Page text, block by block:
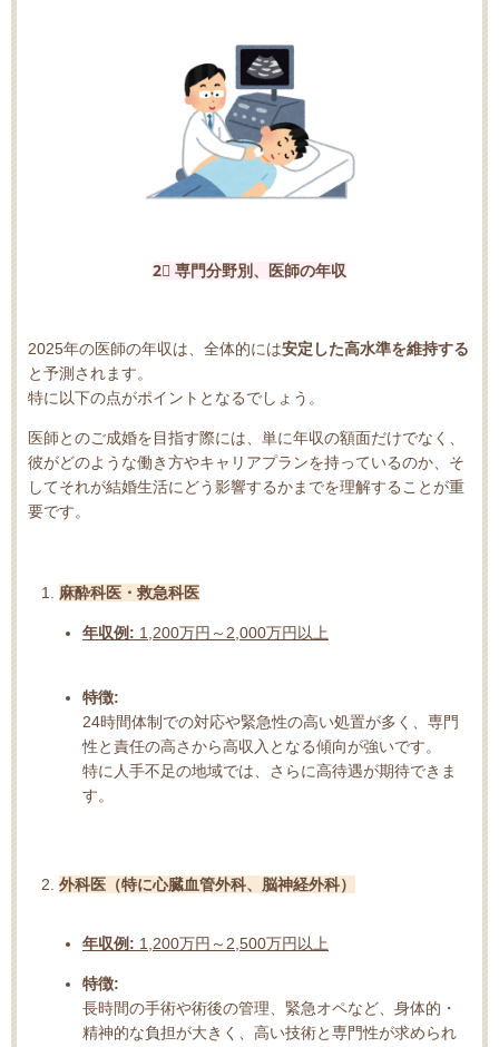
2⃣ 専門分野別、医師の年収
2025年の医師の年収は、全体的には安定した高水準を維持する
と予測されます。
特に以下の点がポイントとなるでしょう。
医師とのご成婚を目指す際には、単に年収の額面だけでなく、
彼がどのような働き方やキャリアプランを持っているのか、そ
してそれが結婚生活にどう影響するかまでを理解することが重
要です。
麻酔科医・救急科医
年収例: 1,200万円～2,000万円以上
特徴:
24時間体制での対応や緊急性の高い処置が多く、専門
性と責任の高さから高収入となる傾向が強いです。
特に人手不足の地域では、さらに高待遇が期待できま
す。
外科医（特に心臓血管外科、脳神経外科）
年収例: 1,200万円～2,500万円以上
特徴:
長時間の手術や術後の管理、緊急オペなど、身体的・
精神的な負担が大きく、高い技術と専門性が求められ